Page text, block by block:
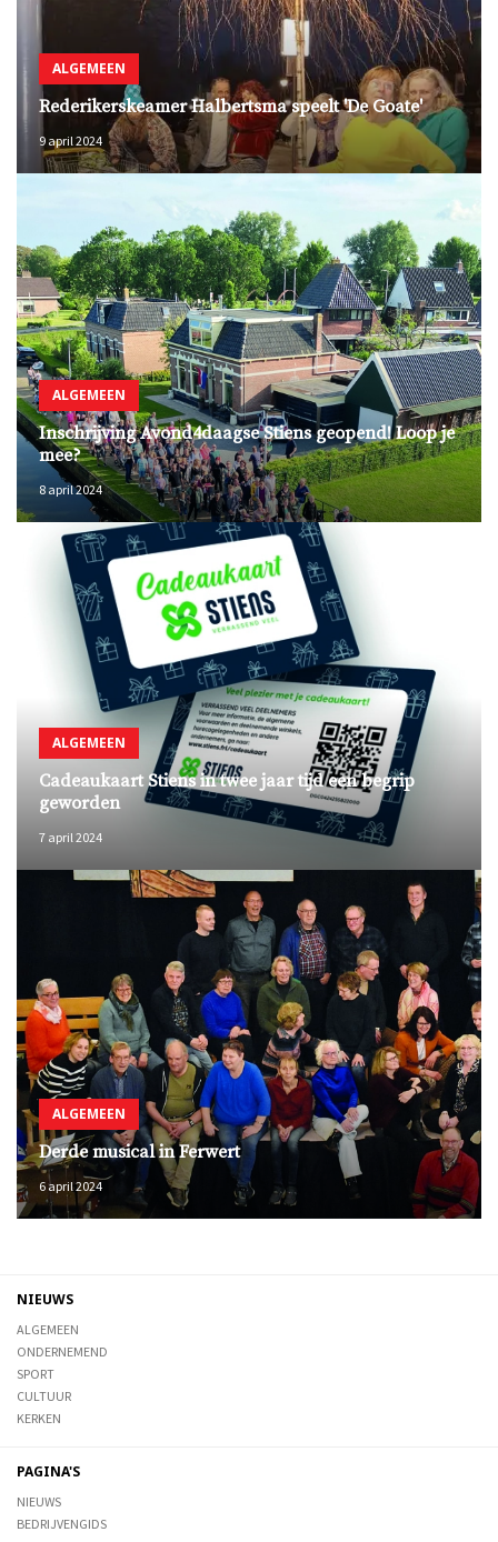
ALGEMEEN
Rederikerskeamer Halbertsma speelt 'De Goate'
9 april 2024
ALGEMEEN
Inschrijving Avond4daagse Stiens geopend! Loop je
mee?
8 april 2024
ALGEMEEN
Cadeaukaart Stiens in twee jaar tijd een begrip
geworden
7 april 2024
ALGEMEEN
Derde musical in Ferwert
6 april 2024
NIEUWS
ALGEMEEN
ONDERNEMEND
SPORT
CULTUUR
KERKEN
PAGINA'S
NIEUWS
BEDRIJVENGIDS